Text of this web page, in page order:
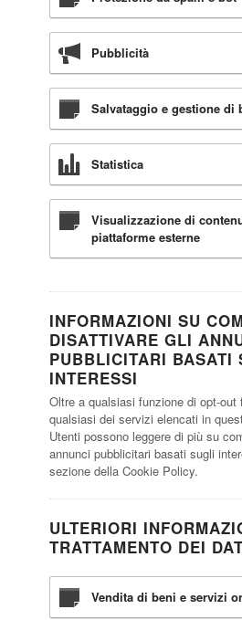
Pubblicità
Salvataggio e gestione di
Statistica
Visualizzazione di
piattaforme esterne
INFORMAZIONI SU
DISATTIVARE GLI
PUBBLICITARI BASATI
INTERESSI
Oltre a qualsiasi funzione di opt-out
qualsiasi dei servizi elencati in
Utenti possono leggere di più su
annunci pubblicitari basati sugli
sezione della Cookie Policy.
ULTERIORI
TRATTAMENTO DEI
Vendita di beni e servizi